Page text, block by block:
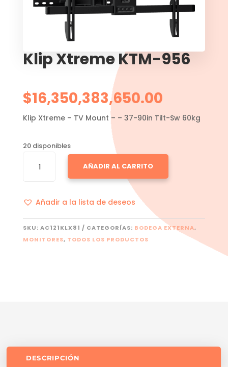
Klip Xtreme KTM-956
$16,350,383,650.00
Klip Xtreme – TV Mount – – 37-90in Tilt-Sw 60kg
20 disponibles
XTREME
CANTIDAD
AÑADIR AL CARRITO
Añadir a la lista de deseos
SKU: AC121KLX81 CATEGORÍAS: BODEGA EXTERNA,
MONITORES, TODOS LOS PRODUCTOS
DESCRIPCIÓN